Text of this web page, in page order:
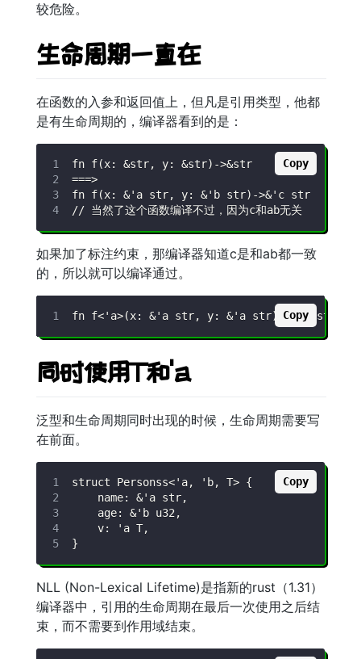
较危险。
生命周期一直在
在函数的入参和返回值上，但凡是引用类型，他都
是有生命周期的，编译器看到的是：
fn f(x: &str, y: &str)->&str
===>
fn f(x: &'a str, y: &'b str)->&'c str
// 当然了这个函数编译不过，因为c和ab无关
Copy
如果加了标注约束，那编译器知道c是和ab都一致
的，所以就可以编译通过。
Copy
同时使用T和'a
泛型和生命周期同时出现的时候，生命周期需要写
在前面。
Copy
NLL (Non-Lexical Lifetime)是指新的rust（1.31）
编译器中，引用的生命周期在最后一次使用之后结
束，而不需要到作用域结束。